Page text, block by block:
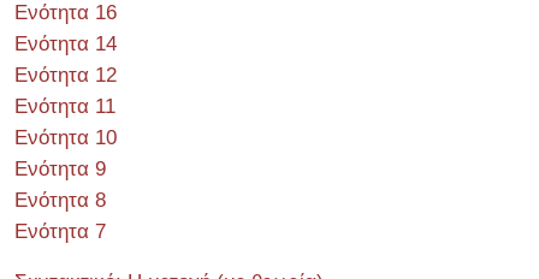
Ενότητα 16
Ενότητα 14
Ενότητα 12
Ενότητα 11
Ενότητα 10
Ενότητα 9
Ενότητα 8
Ενότητα 7